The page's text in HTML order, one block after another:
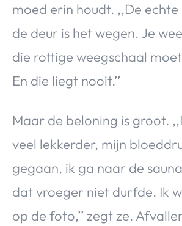
moed erin houdt. ,,De
de deur is het wegen. Je
die rottige weegschaal
En die liegt nooit.’’
Maar de beloning is groot.
veel lekkerder, mijn
gegaan, ik ga naar de
dat vroeger niet durfde. Ik
op de foto,’’ zegt ze.